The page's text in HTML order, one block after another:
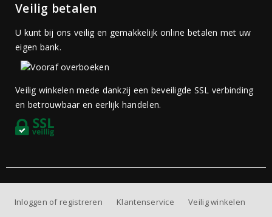
Veilig betalen
U kunt bij ons veilig en gemakkelijk online betalen met uw
eigen bank.
Veilig winkelen mede dankzij een beveiligde SSL verbinding
en betrouwbaar en eerlijk handelen.
Inloggen of registreren Klantenservice
Veilig winkelen